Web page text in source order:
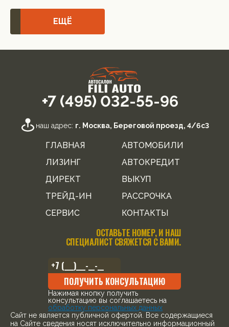
ЕЩЁ
+7 (495) 032-55-96
наш адрес: г. Москва, Береговой проезд, 4/6с3
ГЛАВНАЯ
АВТОМОБИЛИ
ЛИЗИНГ
АВТОКРЕДИТ
ДИРЕКТ
ВЫКУП
ТРЕЙД-ИН
РАССРОЧКА
СЕРВИС
КОНТАКТЫ
ОСТАВЬТЕ НОМЕР, И НАШ
СПЕЦИАЛИСТ СВЯЖЕТСЯ С ВАМИ.
ПОЛУЧИТЬ КОНСУЛЬТАЦИЮ
Нажимая кнопку получить
консультацию вы соглашаетесь на
обработку персональных данных
Cайт не является публичной офертой. Все содержащиеся
на Сайте сведения носят исключительно информационный